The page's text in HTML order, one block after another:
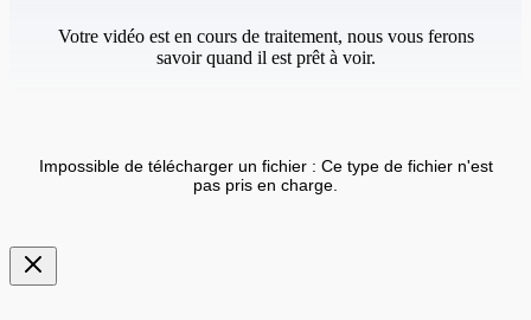
Votre vidéo est en cours de traitement, nous vous ferons
savoir quand il est prêt à voir.
Impossible de télécharger un fichier : Ce type de fichier n'est
pas pris en charge.